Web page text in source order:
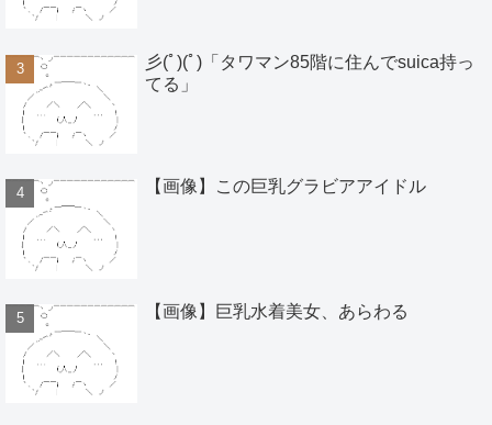
彡(ﾟ)(ﾟ)「タワマン85階に住んでsuica持っ
てる」
【画像】この巨乳グラビアアイドル
【画像】巨乳水着美女、あらわる